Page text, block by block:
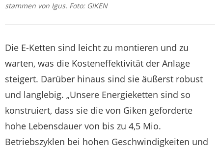
stammen von Igus. Foto: GIKEN
Die E-Ketten sind leicht zu montieren und zu
warten, was die Kosteneffektivität der Anlage
steigert. Darüber hinaus sind sie äußerst robust
und langlebig. „Unsere Energieketten sind so
konstruiert, dass sie die von Giken geforderte
hohe Lebensdauer von bis zu 4,5 Mio.
Betriebszyklen bei hohen Geschwindigkeiten und